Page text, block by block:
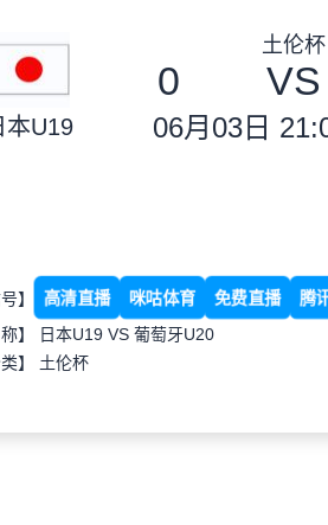
本U19
土伦杯
0 VS
06月03日
】 高清直播 咪咕体育 免费直播 腾
称】 日本U19 VS 葡萄牙U20
】 土伦杯